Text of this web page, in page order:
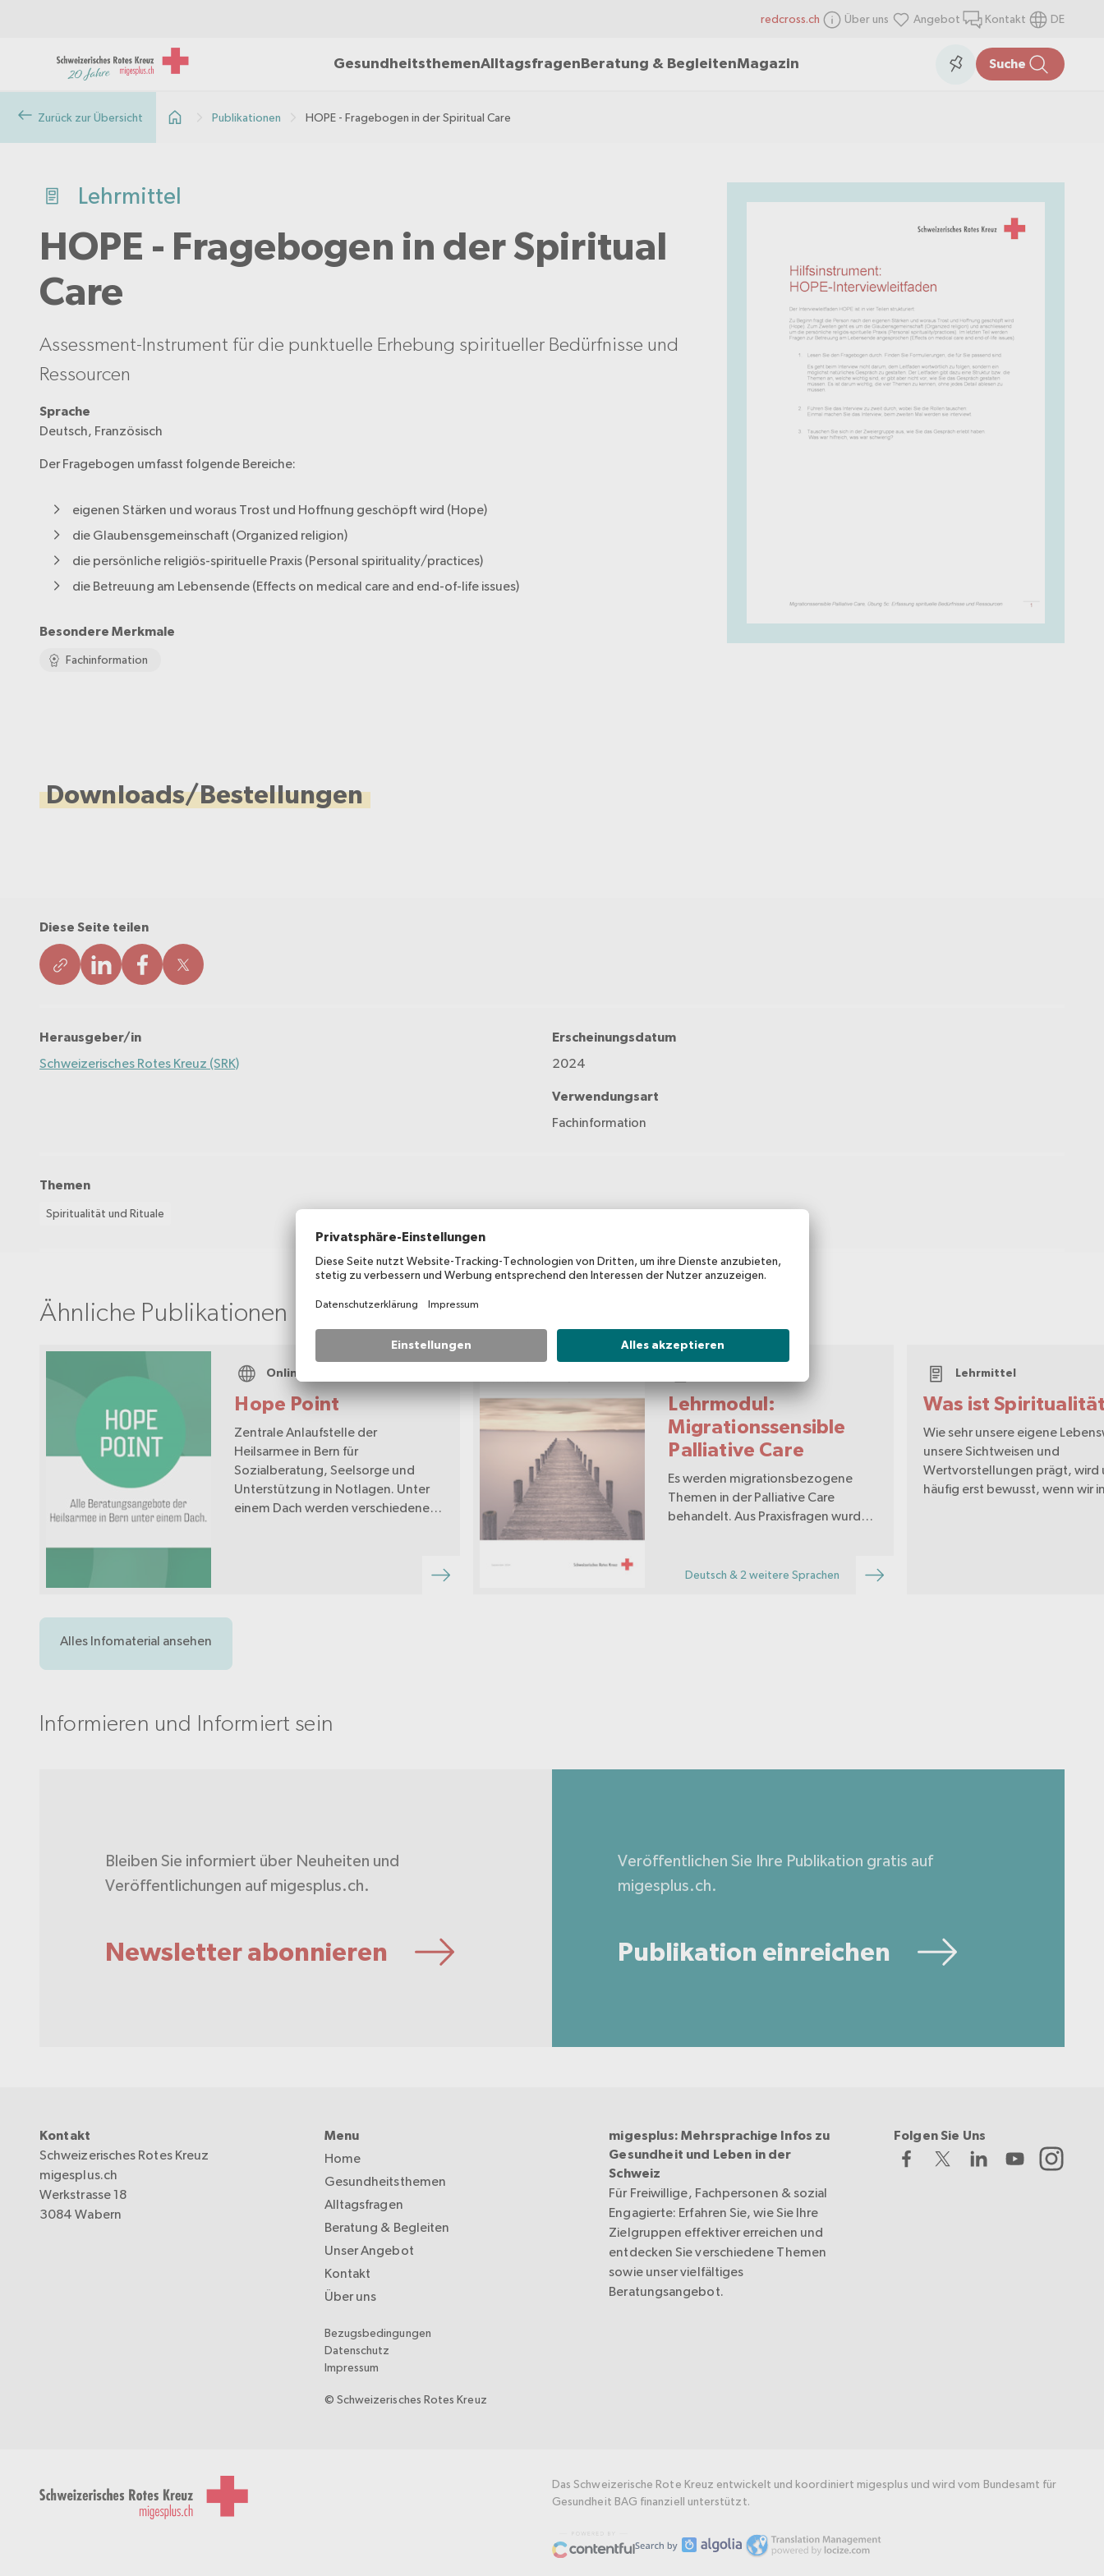
redcross.ch Über uns Angebot Kontakt DE
GesundheitsthemenAlltagsfragen Beratung & BegleitenMagazin Collection
itemsSuche
Zurück zur Übersicht Publikationen HOPE - Fragebogen in der Spiritual Care
Lehrmittel
HOPE - Fragebogen in der Spiritual
Care
Assessment-Instrument für die punktuelle Erhebung spiritueller Bedürfnisse und
Ressourcen
Sprache
Deutsch, Französisch
Der Fragebogen umfasst folgende Bereiche:
eigenen Stärken und woraus Trost und Hoffnung geschöpft wird (Hope)
die Glaubensgemeinschaft (Organized religion)
die persönliche religiös-spirituelle Praxis (Personal spirituality/practices)
die Betreuung am Lebensende (Effects on medical care and end-of-life issues)
Besondere Merkmale
Fachinformation
Downloads/Bestellungen
Diese Seite teilen
Herausgeber/in
Schweizerisches Rotes Kreuz (SRK)
Erscheinungsdatum
2024
Verwendungsart
Fachinformation
Themen
Spiritualität und Rituale
Ähnliche Publikationen
Hope Point
Onlineportal
Zentrale Anlaufstelle der
Heilsarmee in Bern für
Sozialberatung, Seelsorge und
Unterstützung in Notlagen. Unter
einem Dach werden verschiedene
Lehrmodul:
Migrationssensible
Palliative Care
Es werden migrationsbezogene
Themen in der Palliative Care
behandelt. Aus Praxisfragen wurden
können einzeln Gruppen genutzt
Deutsch & 2 weitere Sprachen
Was ist
Lehrmittel
Wie sehr unsere eigene
unsere Sichtweisen und
Wertvorstellungen prägt, wird
häufig erst bewusst, wenn wir in
Alles Infomaterial ansehen
Informieren und Informiert sein
Bleiben Sie informiert über Neuheiten und
Veröffentlichungen auf migesplus.ch.
Newsletter abonnieren
Veröffentlichen Sie Ihre Publikation gratis auf
migesplus.ch.
Publikation einreichen
Kontakt
Schweizerisches Rotes Kreuz
migesplus.ch
Werkstrasse 18
3084 Wabern
Menu
Home
Gesundheitsthemen
Alltagsfragen
Beratung & Begleiten
Unser Angebot
Kontakt
Über uns
Bezugsbedingungen
Datenschutz
Impressum
© Schweizerisches Rotes Kreuz
migesplus: Mehrsprachige Infos zu
Gesundheit und Leben in der
Schweiz
Für Freiwillige, Fachpersonen & sozial
Engagierte: Erfahren Sie, wie Sie Ihre
Zielgruppen effektiver erreichen und
entdecken Sie verschiedene Themen
sowie unser vielfältiges
Beratungsangebot.
Folgen Sie Uns
Das Schweizerische Rote Kreuz entwickelt und koordiniert migesplus und wird vom Bundesamt für
Gesundheit BAG finanziell unterstützt.